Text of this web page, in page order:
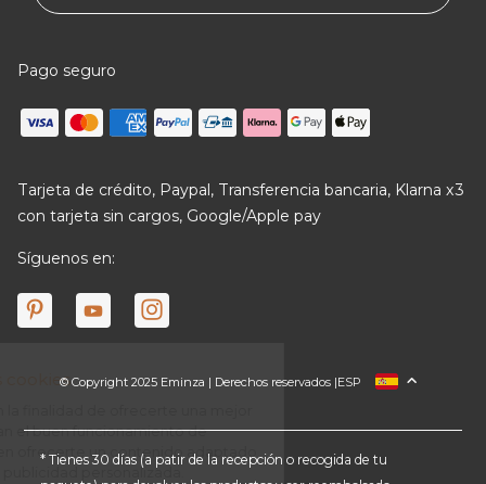
Pago seguro
Tarjeta de crédito, Paypal, Transferencia bancaria, Klarna x3
con tarjeta sin cargos, Google/Apple pay
Síguenos en:
© Copyright 2025 Eminza | Derechos reservados |
FRANCIA
ALEMANIA
ESP
* Tienes 30 días (a patir de la recepción o recogida de tu